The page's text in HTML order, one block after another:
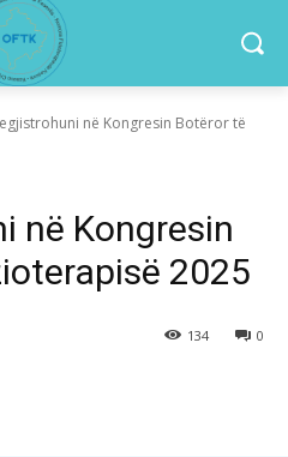
në Kongresin Botëror të
në Kongresin
2025
0
134